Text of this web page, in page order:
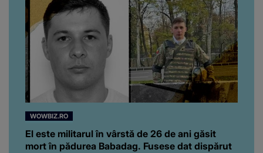
WOWBIZ.RO
El este militarul în vârstă de 26 de ani găsit
mort în pădurea Babadag. Fusese dat dispărut